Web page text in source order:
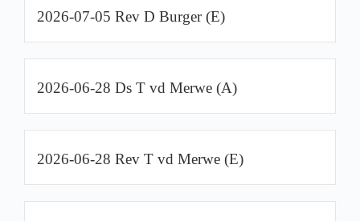
2026-07-05 Rev D Burger (E)
2026-06-28 Ds T vd Merwe (A)
2026-06-28 Rev T vd Merwe (E)